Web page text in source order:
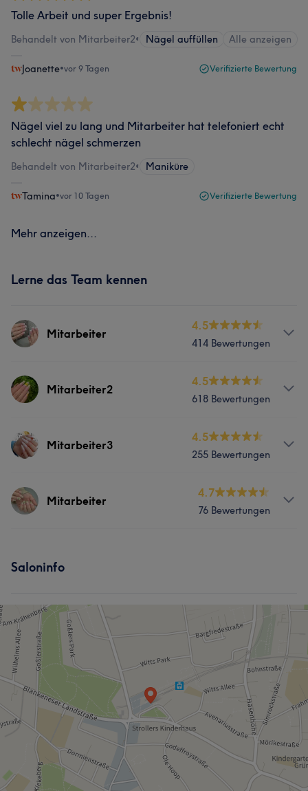
Tolle Arbeit und super Ergebnis!
Behandelt von Mitarbeiter2• Nägel auffüllen Alle anzeigen
Joanette•vor 9 Tagen Verifizierte Bewertung
Nägel viel zu lang und Mitarbeiter hat telefoniert echt
schlecht nägel schmerzen
Behandelt von Mitarbeiter2• Maniküre
Tamina•vor 10 Tagen Verifizierte Bewertung
Mehr anzeigen...
Lerne das Team kennen
Mitarbeiter
4.5
414 Bewertungen
Services
Portfolio
Was unsere Kunden über Mitarbeiter sagen
Kompetent 19 Professionell 19 Gründlich
Mitarbeiter2
4.5
618 Bewertungen
Services
Haarentfernung
Mitarbeiter3
4.5
255 Bewertungen
Services
Portfolio
Mitarbeiter
4.7
76 Bewertungen
Portfolio
Saloninfo